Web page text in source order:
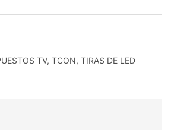
TV, TCON, TIRAS DE LED